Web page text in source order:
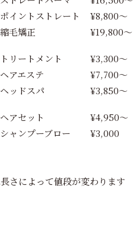
ポイントストレート
¥8,800〜
縮毛矯正
¥19,800〜
トリートメント
¥3,300〜
ヘアエステ
¥7,700〜
ヘッドスパ
¥3,850〜
ヘアセット
¥4,950〜
シャンプーブロー
¥3,000
さによって値段が変わります